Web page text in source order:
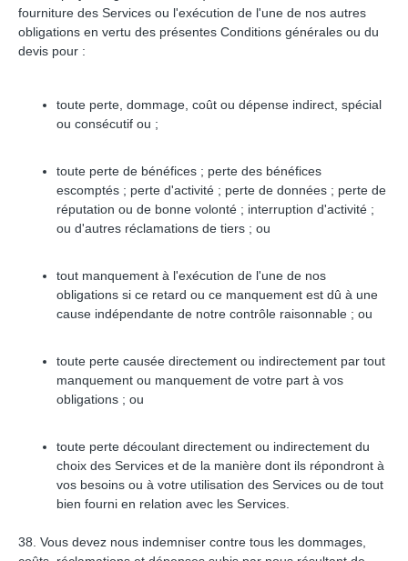
fourniture des Services ou l'exécution de l'une de nos autres
obligations en vertu des présentes Conditions générales ou du
devis pour :
toute perte, dommage, coût ou dépense indirect, spécial
ou consécutif ou ;
toute perte de bénéfices ; perte des bénéfices
escomptés ; perte d'activité ; perte de données ; perte de
réputation ou de bonne volonté ; interruption d'activité ;
ou d'autres réclamations de tiers ; ou
tout manquement à l'exécution de l'une de nos
obligations si ce retard ou ce manquement est dû à une
cause indépendante de notre contrôle raisonnable ; ou
toute perte causée directement ou indirectement par tout
manquement ou manquement de votre part à vos
obligations ; ou
toute perte découlant directement ou indirectement du
choix des Services et de la manière dont ils répondront à
vos besoins ou à votre utilisation des Services ou de tout
bien fourni en relation avec les Services.
38. Vous devez nous indemniser contre tous les dommages,